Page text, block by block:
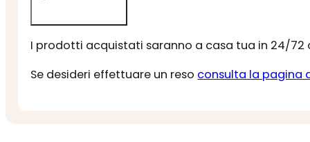
I prodotti acquistati saranno a casa tua in 24/72
Se desideri effettuare un reso consulta la pagina